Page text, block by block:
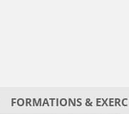
FORMATIONS &